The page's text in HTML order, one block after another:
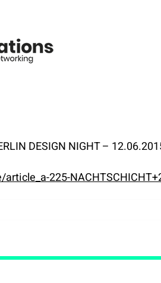
DESIGN NIGHT –
225-